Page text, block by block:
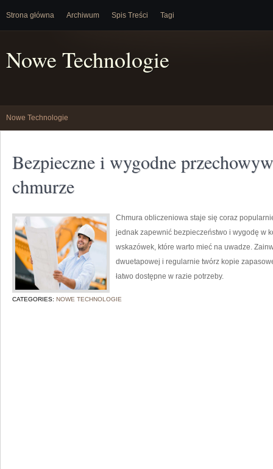
Strona główna Archiwum Spis Treści Tagi
Nowe Technologie
Nowe Technologie
Bezpieczne i wygodne
chmurze
Chmura obliczeniowa staje się coraz
jednak zapewnić bezpieczeństwo i wygodę w
wskazówek, które warto mieć na uwadze.
dwuetapowej i regularnie twórz kopie
łatwo dostępne w razie potrzeby.
CATEGORIES: NOWE TECHNOLOGIE